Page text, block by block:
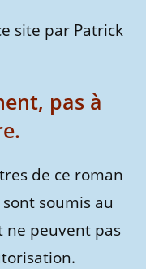
site par Patrick
pas à
de ce roman
soumis au
ne peuvent pas